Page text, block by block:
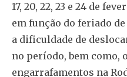
17, 20, 22, 23 e 24 de
em função do feriado
a dificuldade de
no período, bem como,
engarrafamentos na